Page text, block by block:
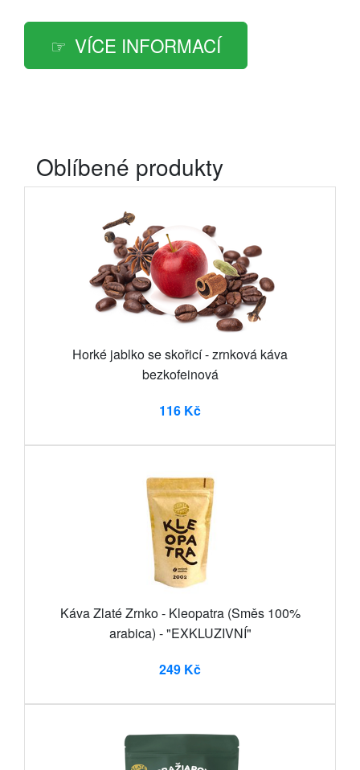
VÍCE INFORMACÍ
Oblíbené produkty
Horké jablko se skořicí - zrnková káva
bezkofeinová
116 Kč
Káva Zlaté Zrnko - Kleopatra (Směs 100%
arabica) - "EXKLUZIVNÍ"
249 Kč